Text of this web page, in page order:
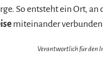
So entsteht ein Ort,
miteinander verbunden
Verantwortlich für den